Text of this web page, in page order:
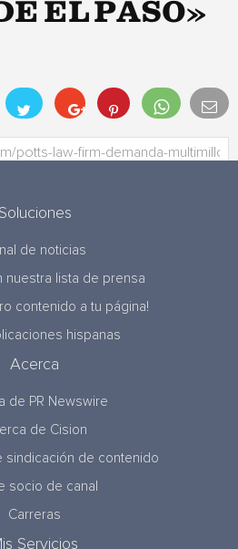
EL PASO»
Soluciones
de noticias
nuestra lista de prensa
contenido a tu página!
hispanas
Acerca
de PR Newswire
de Cision
sindicación de contenido
socio de canal
Carreras
Servicios